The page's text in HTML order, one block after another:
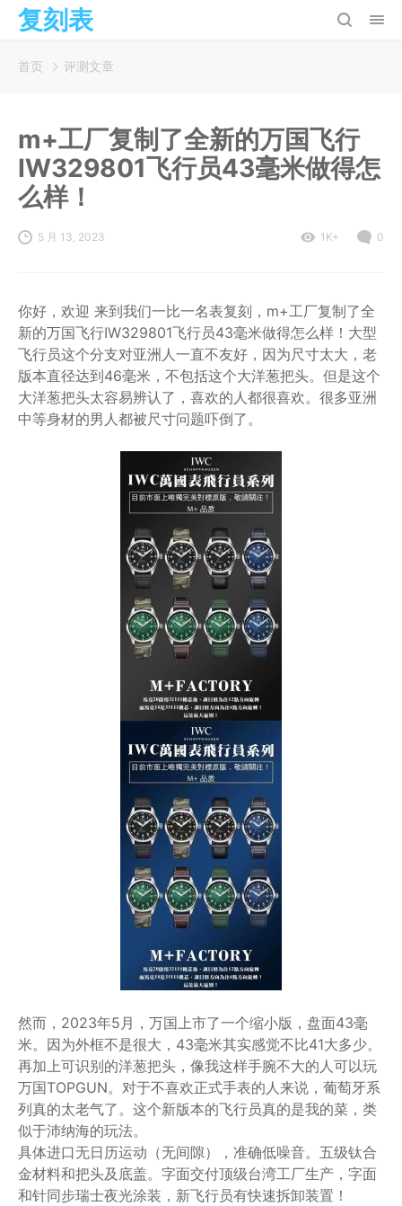
复刻表
首页 评测文章
m+工厂复制了全新的万国飞行
IW329801飞行员43毫米做得怎
么样！
5 月 13, 2023 1K+ 0
你好，欢迎 来到我们一比一名表复刻，m+工厂复制了全
新的万国飞行IW329801飞行员43毫米做得怎么样！大型
飞行员这个分支对亚洲人一直不友好，因为尺寸太大，老
版本直径达到46毫米，不包括这个大洋葱把头。但是这个
大洋葱把头太容易辨认了，喜欢的人都很喜欢。很多亚洲
中等身材的男人都被尺寸问题吓倒了。
然而，2023年5月，万国上市了一个缩小版，盘面43毫
米。因为外框不是很大，43毫米其实感觉不比41大多少。
再加上可识别的洋葱把头，像我这样手腕不大的人可以玩
万国TOPGUN。对于不喜欢正式手表的人来说，葡萄牙系
列真的太老气了。这个新版本的飞行员真的是我的菜，类
似于沛纳海的玩法。
具体进口无日历运动（无间隙），准确低噪音。五级钛合
金材料和把头及底盖。字面交付顶级台湾工厂生产，字面
和针同步瑞士夜光涂装，新飞行员有快速拆卸装置！